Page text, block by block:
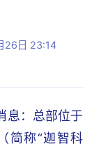
26日 23:14
息：总部位于
简称“迦智科